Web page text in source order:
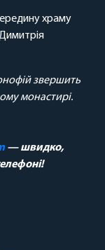
храму
звершить
монастирі.
— швидко,